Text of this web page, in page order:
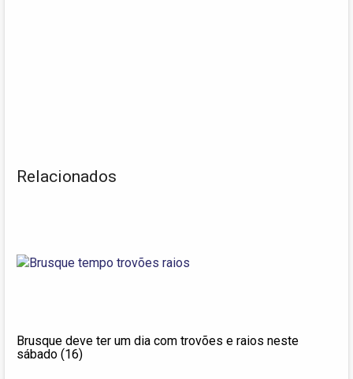
Relacionados
Brusque deve ter um dia com trovões e raios neste
sábado (16)